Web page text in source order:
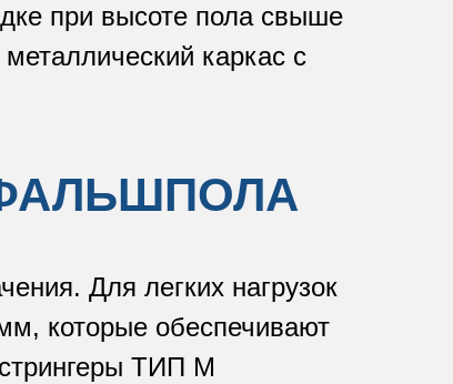
при высоте пола свыше
каркас с
Для легких нагрузок
которые обеспечивают
ТИП М